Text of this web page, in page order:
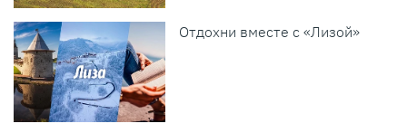
Отдохни вместе с «Лизой»